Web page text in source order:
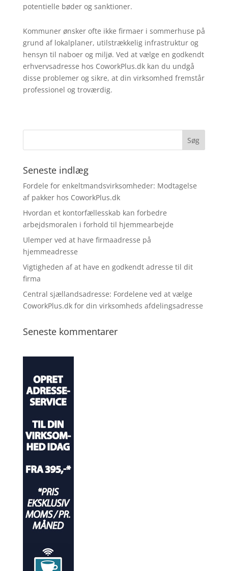
potentielle bøder og sanktioner.
Kommuner ønsker ofte ikke firmaer i sommerhuse på
grund af lokalplaner, utilstrækkelig infrastruktur og
hensyn til naboer og miljø. Ved at vælge en godkendt
erhvervsadresse hos CoworkPlus.dk kan du undgå
disse problemer og sikre, at din virksomhed fremstår
professionel og troværdig.
Seneste indlæg
Fordele for enkeltmandsvirksomheder: Modtagelse
af pakker hos CoworkPlus.dk
Hvordan et kontorfællesskab kan forbedre
arbejdsmoralen i forhold til hjemmearbejde
Ulemper ved at have firmaadresse på
hjemmeadresse
Vigtigheden af at have en godkendt adresse til dit
firma
Central sjællandsadresse: Fordelene ved at vælge
CoworkPlus.dk for din virksomheds afdelingsadresse
Seneste kommentarer